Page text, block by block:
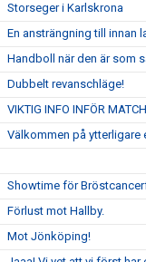
Storseger i Karlskrona
En ansträngning till innan
Handboll när den är som
Dubbelt revanschläge!
VIKTIG INFO INFÖR
Välkommen på ytterligare
Showtime för
Förlust mot Hallby.
Mot Jönköping!